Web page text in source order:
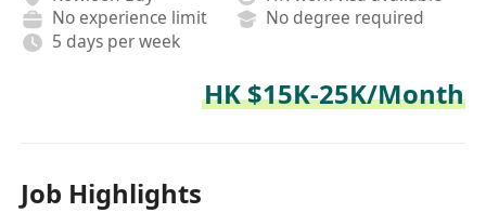
No experience limit
No degree required
5 days per week
HK $15K-25K/Month
Job Highlights